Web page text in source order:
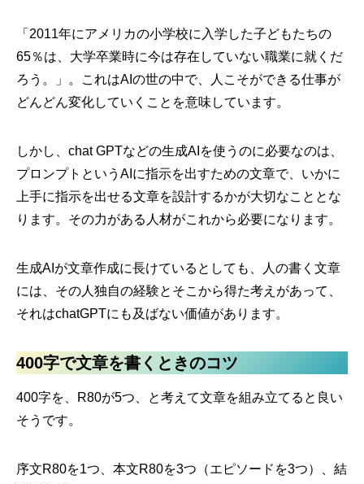
「2011年にアメリカの小学校に入学した子どもたちの
65％は、大学卒業時に今は存在していない職業に就くだ
ろう。」。これはAIの世の中で、人こそができる仕事が
どんどん変化していくことを意味しています。
しかし、chat GPTなどの生成AIを使うのに必要なのは、
プロンプトというAIに指示を出すための文章で、いかに
上手に指示を出せる文章を設計するかが大切なこととな
ります。その力がある人材がこれから必要になります。
生成AIが文章作成に長けているとしても、人の書く文章
には、その人独自の経験とそこから得た考えがあって、
それはchatGPTにも及ばない価値があります。
400字で文章を書くときのコツ
400字を、R80が5つ、と考えて文章を組み立てると良い
そうです。
序文R80を1つ、本文R80を3つ（エピソードを3つ）、結